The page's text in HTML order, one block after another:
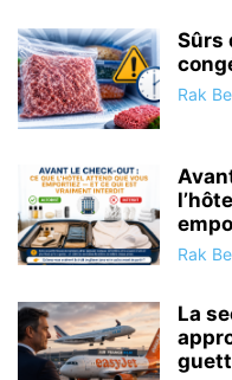
Sûrs
Rak
Rak
La